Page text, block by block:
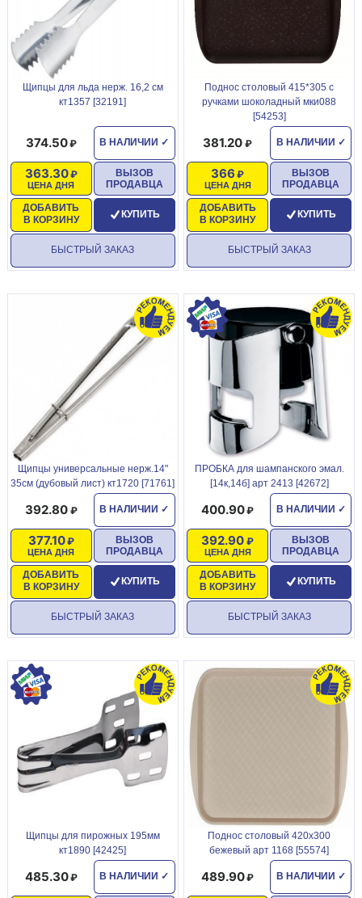
Щипцы для льда нерж. 16,2 см
кт1357 [32191]
В НАЛИЧИИ ✓
374.50
ЦЕНА ДНЯ
363.30
ДОБАВИТЬ
В КОРЗИНУ
ВЫЗОВ
ПРОДАВЦА
КУПИТЬ
БЫСТРЫЙ ЗАКАЗ
Поднос столовый 415*305 с
ручками шоколадный мки088
[54253]
В НАЛИЧИИ ✓
381.20
ЦЕНА ДНЯ
366
ДОБАВИТЬ
В КОРЗИНУ
ВЫЗОВ
ПРОДАВЦА
КУПИТЬ
БЫСТРЫЙ ЗАКАЗ
Щипцы универсальные нерж.14"
35см (дубовый лист) кт1720 [71761]
В НАЛИЧИИ ✓
392.80
ЦЕНА ДНЯ
377.10
ДОБАВИТЬ
В КОРЗИНУ
ВЫЗОВ
ПРОДАВЦА
КУПИТЬ
БЫСТРЫЙ ЗАКАЗ
ПРОБКА для шампанского эмал.
[14к,14б] арт 2413 [42672]
В НАЛИЧИИ ✓
400.90
ЦЕНА ДНЯ
392.90
ДОБАВИТЬ
В КОРЗИНУ
ВЫЗОВ
ПРОДАВЦА
КУПИТЬ
БЫСТРЫЙ ЗАКАЗ
Щипцы для пирожных 195мм
кт1890 [42425]
В НАЛИЧИИ ✓
485.30
Поднос столовый 420х300
бежевый арт 1168 [55574]
В НАЛИЧИИ ✓
489.90